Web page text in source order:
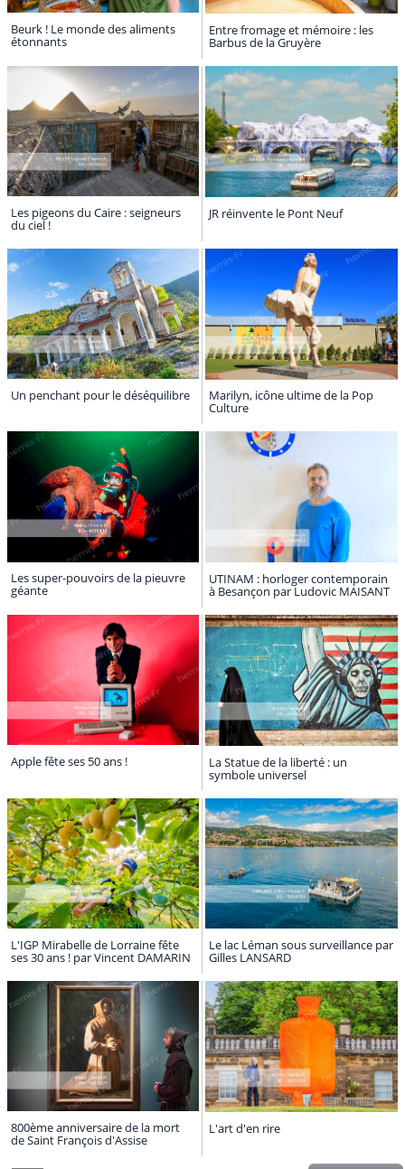
Beurk ! Le monde des aliments
étonnants
Entre fromage et mémoire : les
Barbus de la Gruyère
Les pigeons du Caire : seigneurs
du ciel !
JR réinvente le Pont Neuf
Un penchant pour le déséquilibre Marilyn, icône ultime de la Pop
Culture
Les super-pouvoirs de la pieuvre
géante
UTINAM : horloger contemporain
à Besançon par Ludovic MAISANT
Apple fête ses 50 ans ! La Statue de la liberté : un
symbole universel
L'IGP Mirabelle de Lorraine fête
ses 30 ans ! par Vincent DAMARIN
Le lac Léman sous surveillance par
Gilles LANSARD
800ème anniversaire de la mort
de Saint François d'Assise
L'art d'en rire